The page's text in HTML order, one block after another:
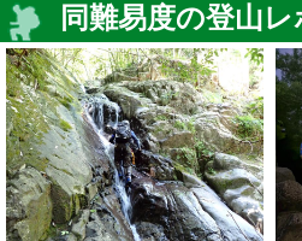
同難易度の登山レ